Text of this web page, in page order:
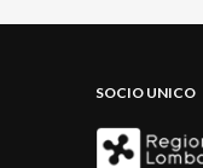
SOCIO UNICO